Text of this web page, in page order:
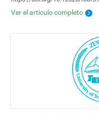
Ver el artículo completo